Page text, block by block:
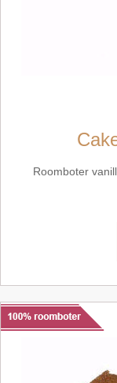
Roomboter